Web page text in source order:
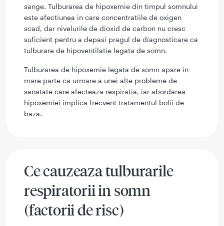
sange. Tulburarea de hipoxemie din timpul somnului
este afectiunea in care concentratiile de oxigen
scad, dar nivelurile de dioxid de carbon nu cresc
suficient pentru a depasi pragul de diagnosticare ca
tulburare de hipoventilatie legata de somn.
Tulburarea de hipoxemie legata de somn apare in
mare parte ca urmare a unei alte probleme de
sanatate care afecteaza respiratia, iar abordarea
hipoxemiei implica frecvent tratamentul bolii de
baza.
Ce cauzeaza tulburarile
respiratorii in somn
(factorii de risc)